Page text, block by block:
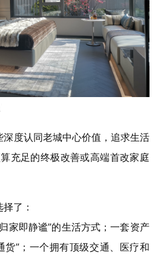
度认同老城中心价值，追求生活
充足的终极改善或高端首改家庭
了：
即静谧”的生活方式；一套资产
货”；一个拥有顶级交通、医疗和